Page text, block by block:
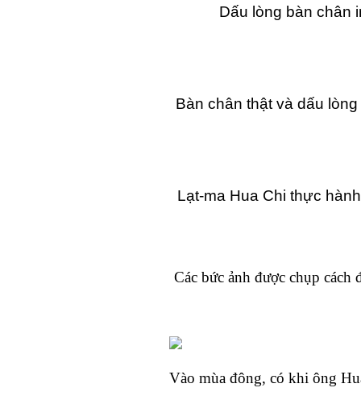
Dấu lòng bàn chân
Bàn chân thật và dấu
Lạt-ma Hua Chi thực
Các bức ảnh được chụp cách
Vào mùa đông, có khi ông